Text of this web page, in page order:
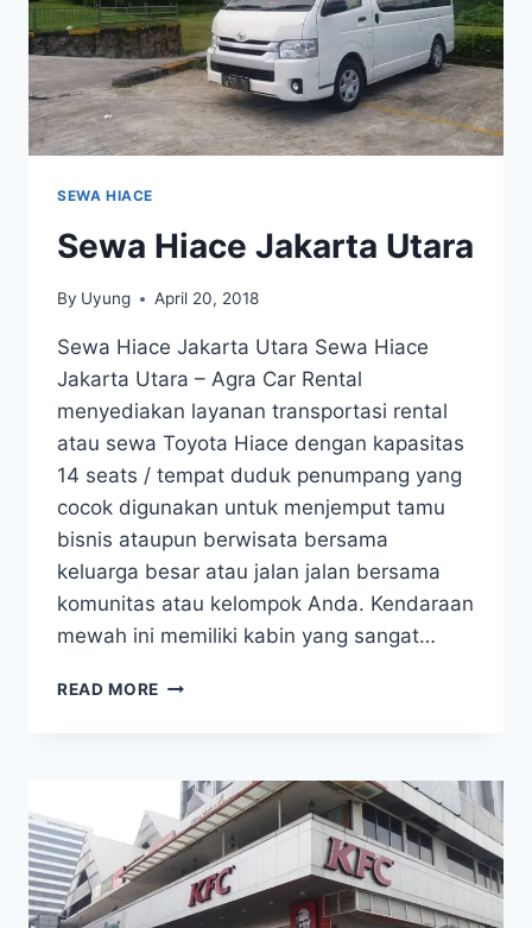
SEWA HIACE
Sewa Hiace Jakarta Utara
By Uyung April 20, 2018
Sewa Hiace Jakarta Utara Sewa Hiace
Jakarta Utara – Agra Car Rental
menyediakan layanan transportasi rental
atau sewa Toyota Hiace dengan kapasitas
14 seats / tempat duduk penumpang yang
cocok digunakan untuk menjemput tamu
bisnis ataupun berwisata bersama
keluarga besar atau jalan jalan bersama
komunitas atau kelompok Anda. Kendaraan
mewah ini memiliki kabin yang sangat…
READ MORE SEWA